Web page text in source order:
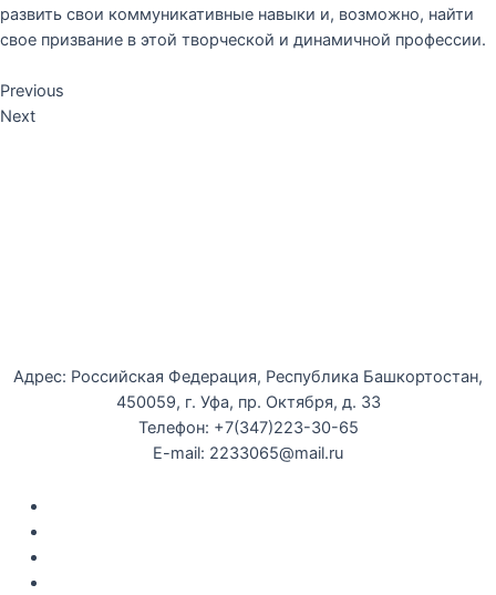
развить свои коммуникативные навыки и, возможно, найти
свое призвание в этой творческой и динамичной профессии.
Previous
Next
Адрес: Российская Федерация, Республика Башкортостан,
450059, г. Уфа, пр. Октября, д. 33
Телефон: +7(347)223-30-65
E-mail: 2233065@mail.ru